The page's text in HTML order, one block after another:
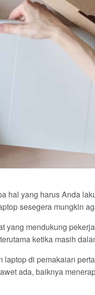
hal yang harus Anda
sesegera mungkin
yang mendukung
ketika masih
di pemakaian
ada, baiknya